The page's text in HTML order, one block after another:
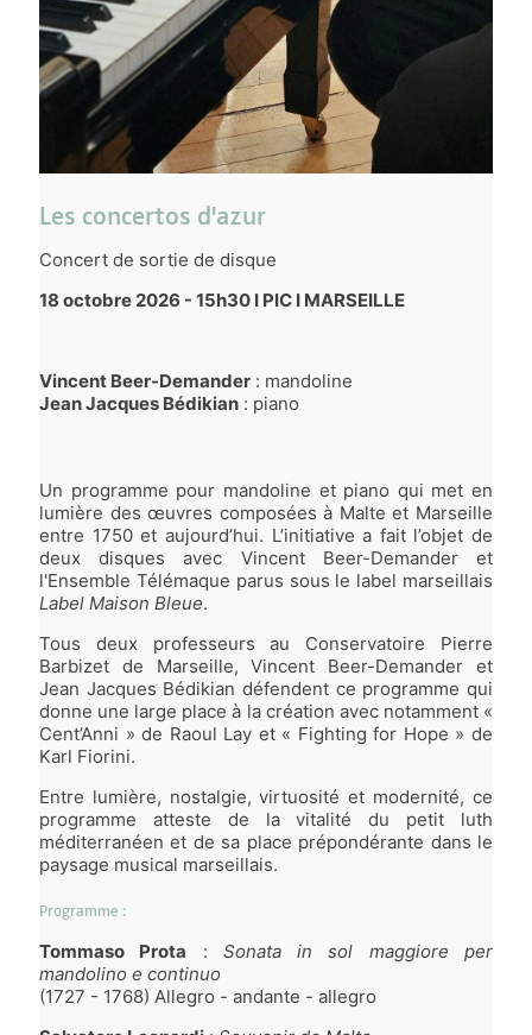
Les concertos d'azur
Concert de sortie de disque
18 octobre 2026 - 15h30 I PIC I MARSEILLE
Vincent Beer-Demander : mandoline
Jean Jacques Bédikian : piano
Un programme pour mandoline et piano qui met en
lumière des œuvres composées à Malte et Marseille
entre 1750 et aujourd’hui. L’initiative a fait l’objet de
deux disques avec Vincent Beer-Demander et
l'Ensemble Télémaque parus sous le label marseillais
Label Maison Bleue.
Tous deux professeurs au Conservatoire Pierre
Barbizet de Marseille, Vincent Beer-Demander et
Jean Jacques Bédikian défendent ce programme qui
donne une large place à la création avec notamment «
Cent’Anni » de Raoul Lay et « Fighting for Hope » de
Karl Fiorini.
Entre lumière, nostalgie, virtuosité et modernité, ce
programme atteste de la vitalité du petit luth
méditerranéen et de sa place prépondérante dans le
paysage musical marseillais.
Programme :
Tommaso Prota : Sonata in sol maggiore per
mandolino e continuo
(1727 - 1768) Allegro - andante - allegro